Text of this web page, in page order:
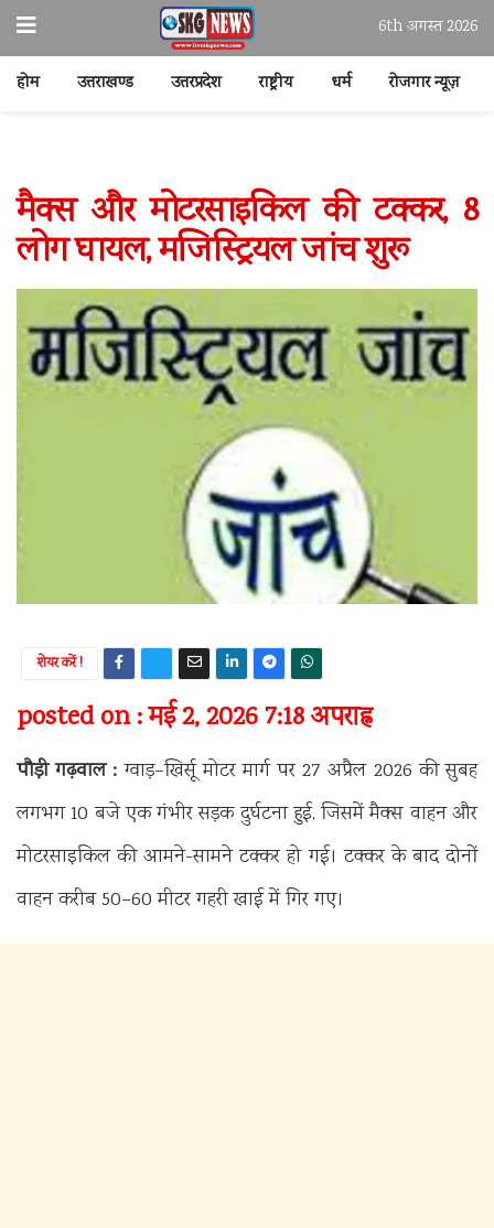
6th अगस्त 2026
होम उत्तराखण्ड उत्तरप्रदेश राष्ट्रीय धर्म रोजगार न्यूज़
मैक्स और मोटरसाइकिल की टक्कर, 8
लोग घायल, मजिस्ट्रियल जांच शुरू
शेयर करें !
posted on : मई 2, 2026 7:18 अपराह्न
पौड़ी गढ़वाल : ग्वाड़–खिर्सू मोटर मार्ग पर 27 अप्रैल 2026 की सुबह
लगभग 10 बजे एक गंभीर सड़क दुर्घटना हुई, जिसमें मैक्स वाहन और
मोटरसाइकिल की आमने-सामने टक्कर हो गई। टक्कर के बाद दोनों
वाहन करीब 50–60 मीटर गहरी खाई में गिर गए।